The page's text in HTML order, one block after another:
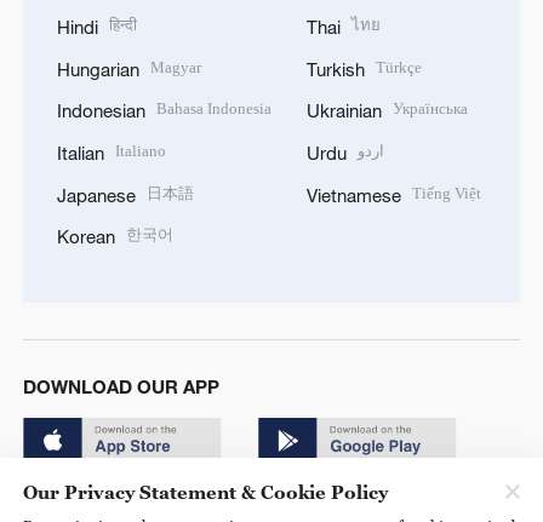
Hindi हिन्दी
Hungarian Magyar
Indonesian Bahasa Indonesia
Italian Italiano
Japanese 日本語
Korean 한국어
Thai ไทย
Turkish Türkçe
Ukrainian Українська
Urdu اردو
Vietnamese Tiếng Việt
DOWNLOAD OUR APP
Our Privacy Statement & Cookie Policy